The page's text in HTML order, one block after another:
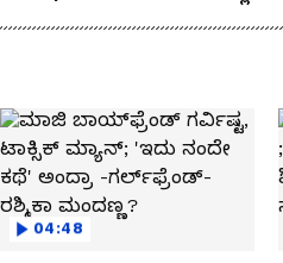
ಮಾಡಬೇಡಿ!
04:48